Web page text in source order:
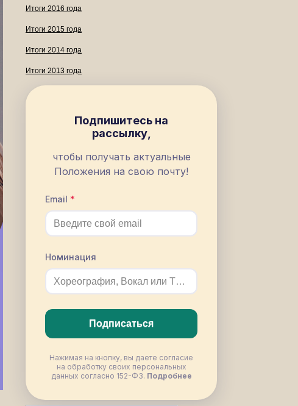
Итоги 2016 года
Итоги 2015 года
Итоги 2014 года
Итоги 2013 года
Подпишитесь на
рассылку,
чтобы получать актуальные
Положения на свою почту!
Email
Номинация
Подписаться
Нажимая на кнопку, вы даете согласие
на обработку своих персональных
данных согласно 152-ФЗ. Подробнее